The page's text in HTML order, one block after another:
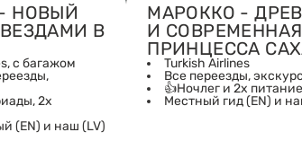
НОВЫЙ
В
с багажом
2x
(EN) и наш (LV)
МАРОККО -
И СОВРЕМЕННАЯ
ПРИНЦЕССА
Turkish Airlines
Все переезды,
👍Ночлег и 2х питание
Местный гид (EN) и